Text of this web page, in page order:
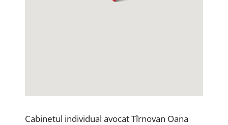
Cabinetul individual avocat Tîrnovan Oana